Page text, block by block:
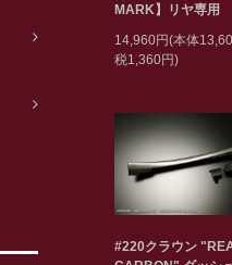
MARK】リヤ専用
14,960円(本体
税1,360円)
#220クラウン